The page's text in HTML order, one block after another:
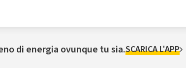
di energia ovunque tu sia.SCARICA L'APP